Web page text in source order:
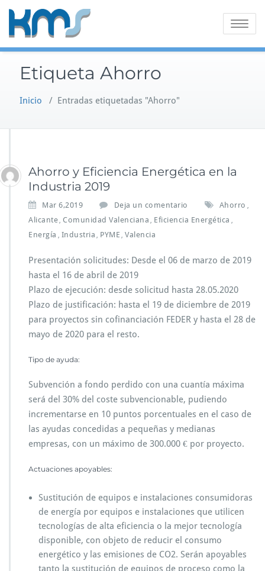
contenido
Alternar
Etiqueta Ahorro
Inicio / Entradas etiquetadas "Ahorro"
Ahorro y Eficiencia Energética en la
Industria 2019
Mar 6,2019 Deja un comentario Ahorro
Alicante Comunidad Valenciana Eficiencia Energética
Energía Industria PYME Valencia
Presentación solicitudes: Desde el 06 de marzo de 2019
hasta el 16 de abril de 2019
Plazo de ejecución: desde solicitud hasta 28.05.2020
Plazo de justificación: hasta el 19 de diciembre de 2019
para proyectos sin cofinanciación FEDER y hasta el 28 de
mayo de 2020 para el resto.
Tipo de ayuda:
Subvención a fondo perdido con una cuantía máxima
será del 30% del coste subvencionable, pudiendo
incrementarse en 10 puntos porcentuales en el caso de
las ayudas concedidas a pequeñas y medianas
empresas, con un máximo de 300.000 € por proyecto.
Actuaciones apoyables:
Sustitución de equipos e instalaciones consumidoras
de energía por equipos e instalaciones que utilicen
tecnologías de alta eficiencia o la mejor tecnología
disponible, con objeto de reducir el consumo
energético y las emisiones de CO2. Serán apoyables
tanto la sustitución de equipos de proceso como la